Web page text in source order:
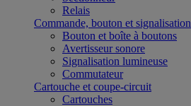
Relais
Commande, bouton et signalisation
Bouton et boîte à boutons
Avertisseur sonore
Signalisation lumineuse
Commutateur
Cartouche et coupe-circuit
Cartouches